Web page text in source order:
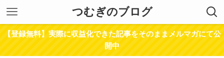
つむぎのブログ
【登録無料】実際に収益化できた記事をそのままメルマガにて公
開中